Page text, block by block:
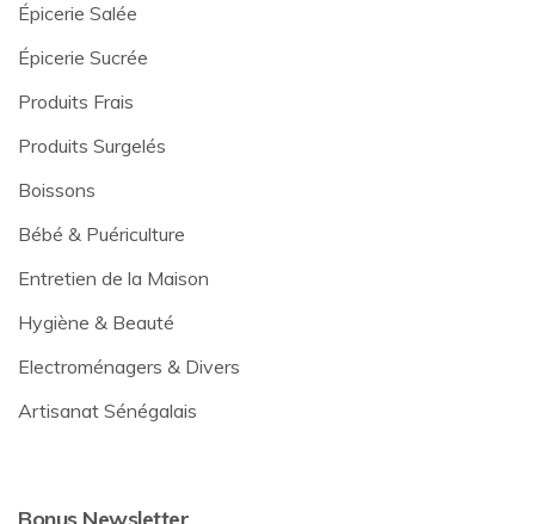
Épicerie Salée
Épicerie Sucrée
Produits Frais
Produits Surgelés
Boissons
Bébé & Puériculture
Entretien de la Maison
Hygiène & Beauté
Electroménagers & Divers
Artisanat Sénégalais